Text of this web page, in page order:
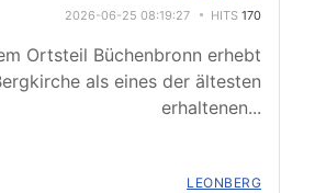
2026-06-25 08:19:27 HITS 170
Ortsteil Büchenbronn erhebt
als eines der ältesten
erhaltenen...
LEONBERG